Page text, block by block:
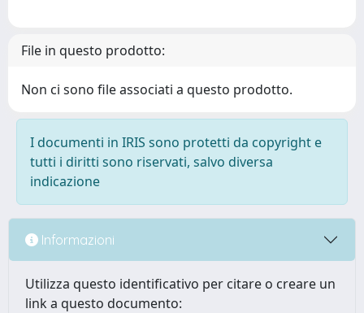
File in questo prodotto:
Non ci sono file associati a questo prodotto.
I documenti in IRIS sono protetti da copyright e
tutti i diritti sono riservati, salvo diversa
indicazione
Informazioni
Utilizza questo identificativo per citare o creare un
link a questo documento: